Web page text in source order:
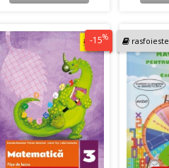
-15% rasfoieste